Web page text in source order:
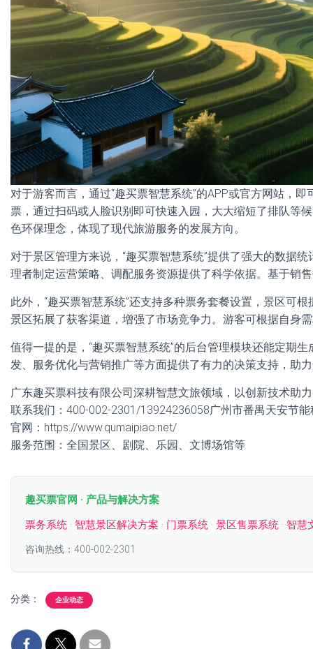
对于游客而言，通过“趣买票智慧系统”的APP或官方网站，
票，通过扫码或人脸识别即可快速入园，大大缩短了排队等
色环保理念，体现了现代旅游服务的发展方向。
对于景区管理方来说，“趣买票智慧系统”提供了强大的数据
理者制定运营策略、调配服务资源提供了科学依据。基于销
此外，“趣买票智慧系统”还支持多种票务套餐设置，景区可
景区拓展了获客渠道，增强了市场竞争力。游客可根据自身
值得一提的是，“趣买票智慧系统”的后台管理模块还能定期
发、服务优化与营销推广等方面提供了有力的决策支持，助
广东趣买票科技有限公司深耕智慧文旅领域，以创新技术助
联系我们：400-002-2301/13924236058广州市番禺天安节
官网：https://www.qumaipiao.net/
服务范围：全国景区、剧院、乐园、文博场馆等
趣买票官网 · 产品与解决方案
票务系统 · 智慧景区解决方案 · 门票系统 · 景区售票系统 · 智慧
咨询热线：400-002-2301
分类： 企业动态